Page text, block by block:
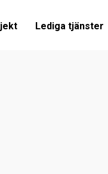
Lediga tjänster